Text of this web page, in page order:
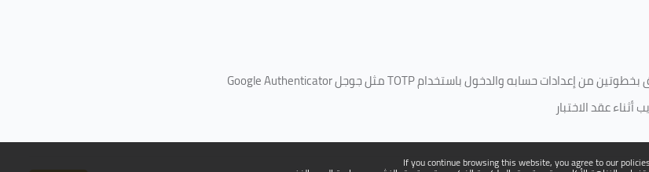
If you continue browsing this website, you agree to our
من إعدادات حسابه والدخول باستخدامTOTPمثل جوجلGoogle Authenticator
عقد الاختبار